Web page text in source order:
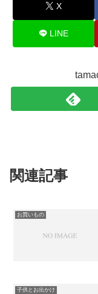
X
LINE
関連記事
お買いもの
子供とお出かけ